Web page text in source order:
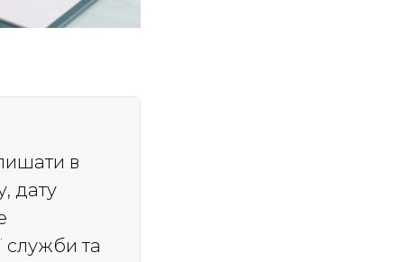
в
дату
служби та